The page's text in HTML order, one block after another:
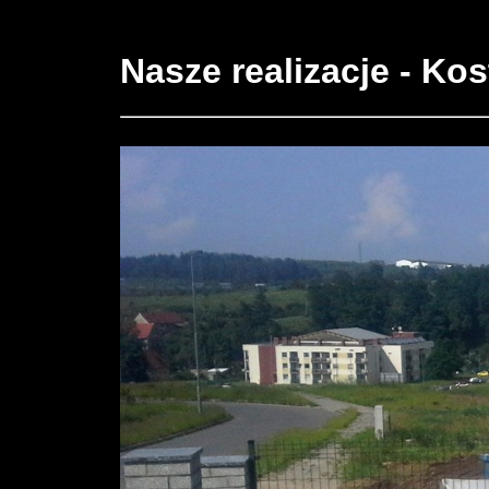
Nasze realizacje -